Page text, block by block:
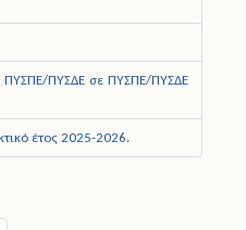
ΠΥΣΠΕ/ΠΥΣΔΕ σε ΠΥΣΠΕ/ΠΥΣΔΕ
έτος 2025-2026.